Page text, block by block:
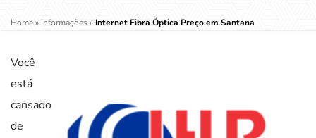
Home» Informações » Internet Fibra Óptica Preço em Santana
Você
está
cansado
de